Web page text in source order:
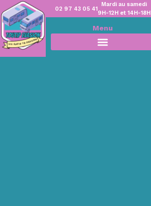
02 97 43 05 41
Mardi au samedi
9H-12H et 14H-18H
Menu